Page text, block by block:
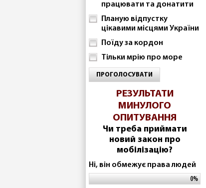
працювати та донатити
Планую відпустку
цікавими місцями України
Поїду за кордон
Тільки мрію про море
ПРОГОЛОСУВАТИ
РЕЗУЛЬТАТИ
МИНУЛОГО
ОПИТУВАННЯ
Чи треба приймати
новий закон про
мобілізацію?
Ні, він обмежує права людей
0%